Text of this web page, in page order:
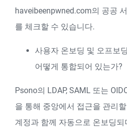
haveibeenpwned.com의 공공
를 체크할 수 있습니다.
사용자 온보딩 및 오프보
어떻게 통합되어 있는가?
Psono의 LDAP, SAML 또는
을 통해 중앙에서 접근을 관리
계정과 함께 자동으로 온보딩되